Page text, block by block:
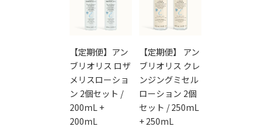
【定期便】アン
ブリオリス ロザ
メリスローショ
ン 2個セット /
200mL +
200mL
【定期便】 アン
ブリオリス クレ
ンジングミセル
ローション 2個
セット / 250mL
+ 250mL